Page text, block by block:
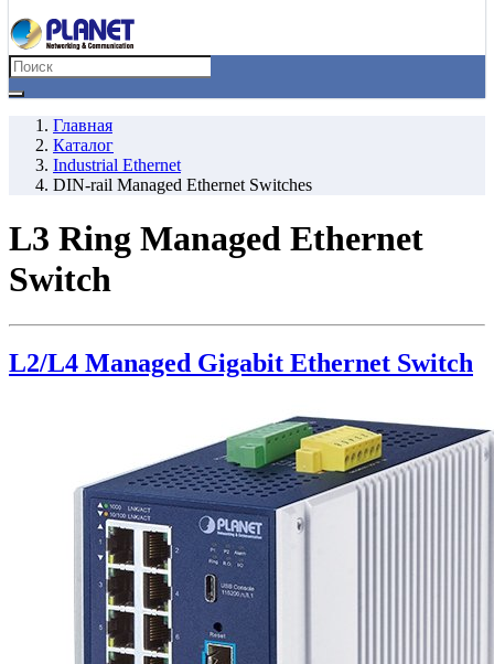
Главная
Каталог
Industrial Ethernet
DIN-rail Managed Ethernet Switches
L3 Ring Managed Ethernet
Switch
L2/L4 Managed Gigabit Ethernet Switch